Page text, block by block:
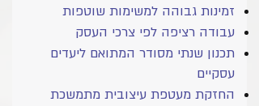
זמינות גבוהה למשימות שוטפות
עבודה רציפה לפי צרכי העסק
תכנון שנתי מסודר המתואם ליעדים
עסקיים
החזקת מעטפת עיצובית מתמשכת